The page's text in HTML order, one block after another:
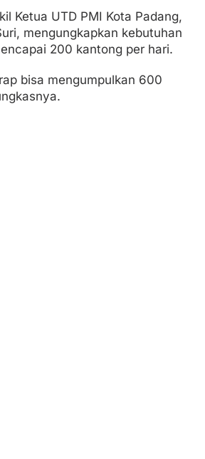
Ketua UTD PMI Kota Padang,
mengungkapkan kebutuhan
200 kantong per hari.
bisa mengumpulkan 600